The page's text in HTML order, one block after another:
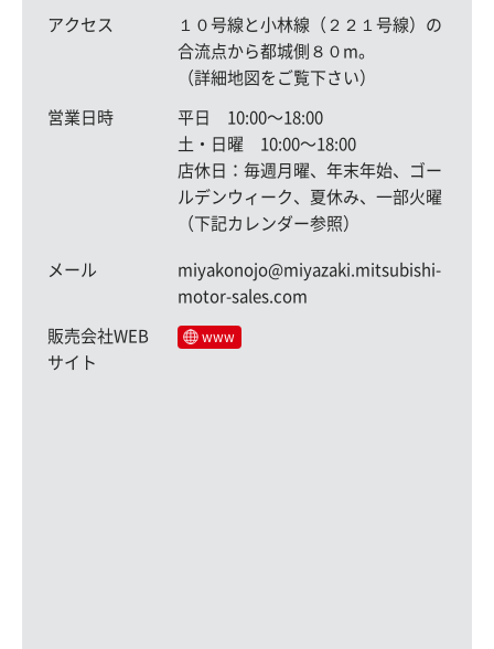
アクセス
１０号線と小林線（２２１号線）の
合流点から都城側８０m。
（詳細地図をご覧下さい）
営業日時
平日 10:00〜18:00
土・日曜 10:00〜18:00
店休日：毎週月曜、年末年始、ゴー
ルデンウィーク、夏休み、一部火曜
（下記カレンダー参照）
メール
miyakonojo@miyazaki.mitsubishi-
motor-sales.com
販売会社WEB
サイト
www